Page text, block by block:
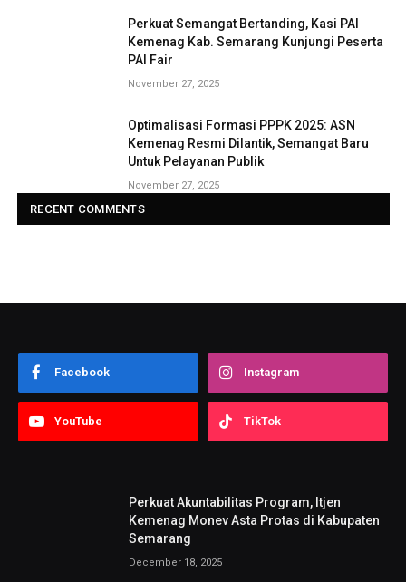
Perkuat Semangat Bertanding, Kasi PAI
Kemenag Kab. Semarang Kunjungi Peserta
PAI Fair
November 27, 2025
Optimalisasi Formasi PPPK 2025: ASN
Kemenag Resmi Dilantik, Semangat Baru
Untuk Pelayanan Publik
November 27, 2025
RECENT COMMENTS
Facebook Instagram
YouTube TikTok
Perkuat Akuntabilitas Program, Itjen
Kemenag Monev Asta Protas di Kabupaten
Semarang
December 18, 2025